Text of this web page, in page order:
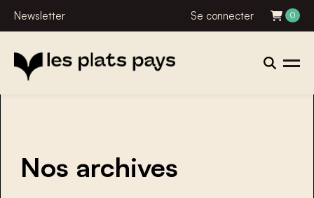
Newsletter Se connecter 0
Nos archives